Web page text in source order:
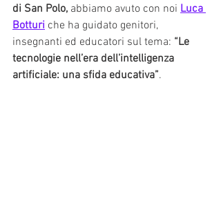
di San Polo, abbiamo avuto con noi Luca
Botturi che ha guidato genitori,
insegnanti ed educatori sul tema: “Le
tecnologie nell’era dell’intelligenza
artificiale: una sfida educativa”.